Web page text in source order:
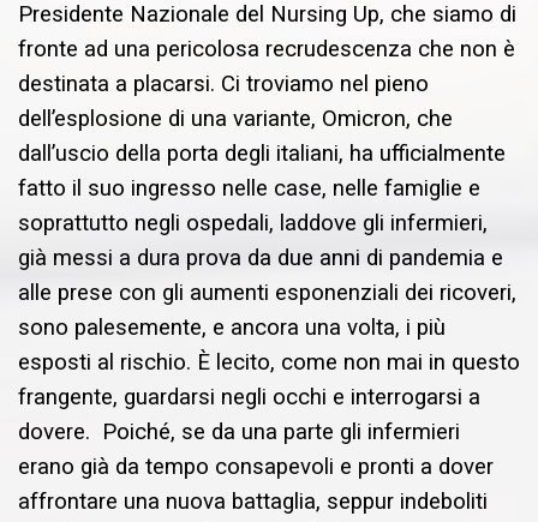
Presidente Nazionale del Nursing Up, che siamo di
fronte ad una pericolosa recrudescenza che non è
destinata a placarsi. Ci troviamo nel pieno
dell’esplosione di una variante, Omicron, che
dall’uscio della porta degli italiani, ha ufficialmente
fatto il suo ingresso nelle case, nelle famiglie e
soprattutto negli ospedali, laddove gli infermieri,
già messi a dura prova da due anni di pandemia e
alle prese con gli aumenti esponenziali dei ricoveri,
sono palesemente, e ancora una volta, i più
esposti al rischio. È lecito, come non mai in questo
frangente, guardarsi negli occhi e interrogarsi a
dovere. Poiché, se da una parte gli infermieri
erano già da tempo consapevoli e pronti a dover
affrontare una nuova battaglia, seppur indeboliti